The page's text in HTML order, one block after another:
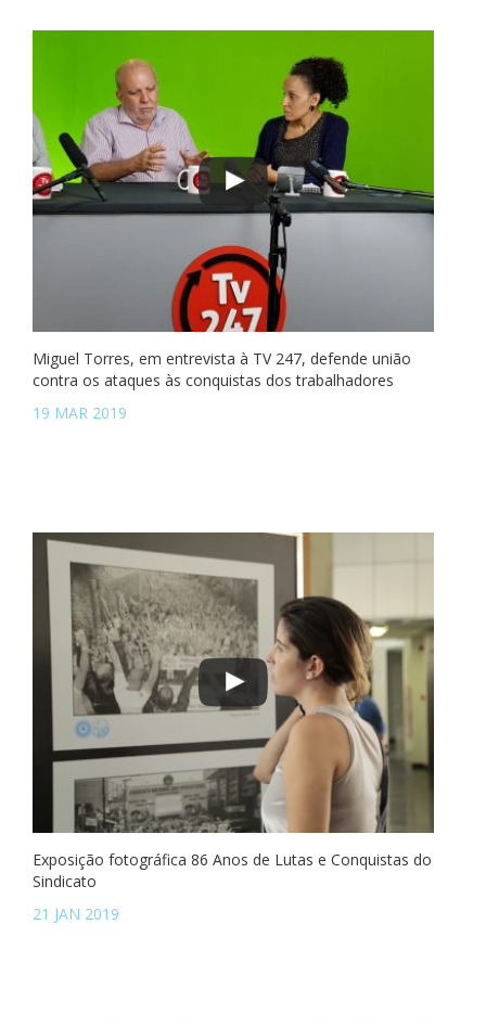
Miguel Torres, em entrevista à TV 247, defende união
contra os ataques às conquistas dos trabalhadores
19 MAR 2019
Exposição fotográfica 86 Anos de Lutas e Conquistas do
Sindicato
21 JAN 2019